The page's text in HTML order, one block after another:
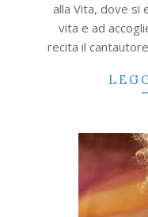
alla Vita, dove si
vita e ad
recita il